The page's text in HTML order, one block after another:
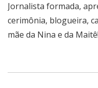
Jornalista formada,
cerimônia, blogueira,
mãe da Nina e da Maitê!